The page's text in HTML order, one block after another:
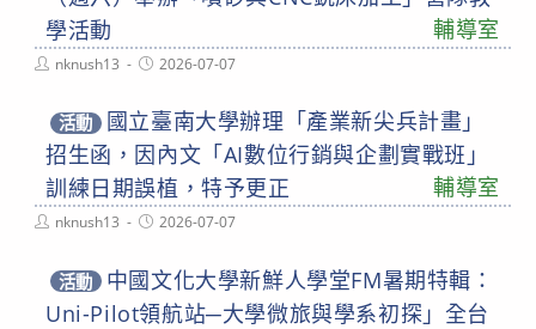
學活動
輔導室
Postnknush13
Post2026-07-07
活動
國立臺南大學辦理「產業新尖兵計畫」
招生函，因內文「AI數位行銷與企劃實戰班」
訓練日期誤植，特予更正
輔導室
Postnknush13
Post2026-07-07
活動
中國文化大學新鮮人學堂FM暑期特輯：
Uni-Pilot領航站─大學微旅與學系初探」全台